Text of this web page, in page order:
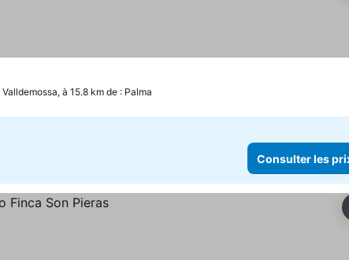
Valldemossa, à 15.8 km de : Palma
Consulter les